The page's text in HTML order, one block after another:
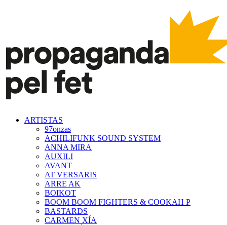
ARTISTAS
97onzas
ACHILIFUNK SOUND SYSTEM
ANNA MIRA
AUXILI
AVANT
AT VERSARIS
ARRE AK
BOIKOT
BOOM BOOM FIGHTERS & COOKAH P
BASTARDS
CARMEN XÍA